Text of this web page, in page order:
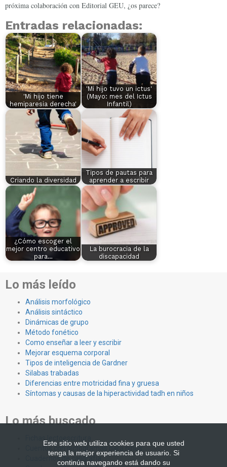
próxima colaboración con Editorial GEU, ¿os parece?
Entradas relacionadas:
'Mi hijo tiene
hemiparesia derecha'
'Mi hijo tuvo un ictus'
(Mayo: mes del Ictus
Infantil)
Criando la diversidad
Tipos de pautas para
aprender a escribir
¿Cómo escoger el
mejor centro educativo
para…
La burocracia de la
discapacidad
Lo más leído
Análisis morfológico
Análisis sintáctico
Dinámicas de grupo
Método fonético
Como enseñar a leer y escribir
Mejorar esquema corporal
Tipos de inteligencia de Gardner
Silabas trabadas
Diferencias entre motricidad fina y gruesa
Síntomas y causas de la hiperactividad tadh en niños
Lo más buscado
Cuentos con pictogramas para niños
Cuadernos de caligrafía
Este sitio web utiliza cookies para que usted
tenga la mejor experiencia de usuario. Si
continúa navegando está dando su